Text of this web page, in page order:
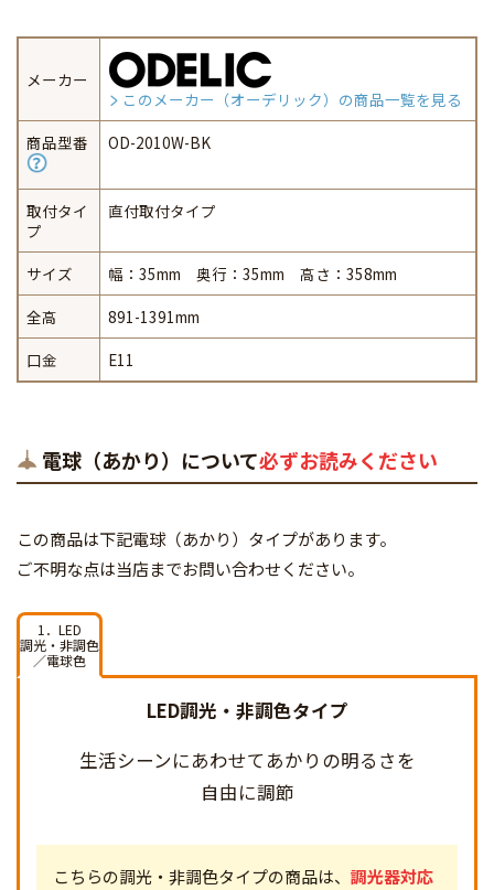
メーカー
このメーカー（オーデリック）の商品一覧を見る
商品型番
OD-2010W-BK
取付タイ
プ
直付取付タイプ
サイズ
幅：35mm 奥行：35mm 高さ：358mm
全高
891-1391mm
口金
E11
電球（あかり）について必ずお読みください
この商品は下記電球（あかり）タイプがあります。
ご不明な点は当店までお問い合わせください。
1．LED
調光・非調色
／電球色
LED調光・非調色タイプ
生活シーンにあわせてあかりの明るさを
自由に調節
こちらの調光・非調色タイプの商品は、 調光器対応